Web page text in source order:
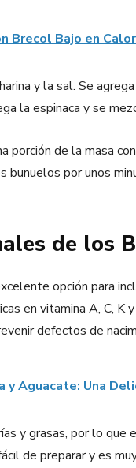
Brecol Bajo en
y la sal. Se
la espinaca y se
porción de la masa
bunuelos por unos
de los
opción para
en vitamina A, C, K
defectos de
y Aguacate: Una
y grasas, por lo que
de preparar y es